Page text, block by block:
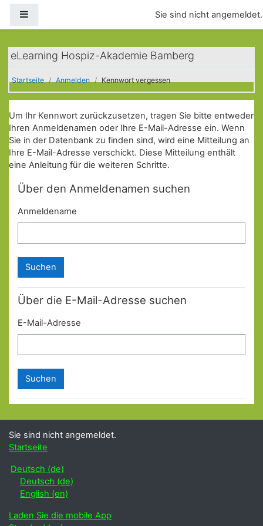
Sie sind nicht angemeldet.
eLearning Hospiz-Akademie Bamberg
Startseite Anmelden Kennwort vergessen
Um Ihr Kennwort zurückzusetzen, tragen Sie bitte entweder
Ihren Anmeldenamen oder Ihre E-Mail-Adresse ein. Wenn
Sie in der Datenbank zu finden sind, wird eine Mitteilung an
Ihre E-Mail-Adresse verschickt. Diese Mitteilung enthält
eine Anleitung für die weiteren Schritte.
Über den Anmeldenamen suchen
Anmeldename
Über die E-Mail-Adresse suchen
E-Mail-Adresse
Sie sind nicht angemeldet.
Startseite
Deutsch ‎(de)‎
Deutsch ‎(de)‎
English ‎(en)‎
Laden Sie die mobile App